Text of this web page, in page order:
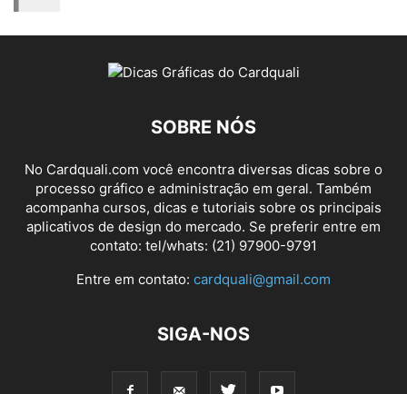
SOBRE NÓS
No Cardquali.com você encontra diversas dicas sobre o
processo gráfico e administração em geral. Também
acompanha cursos, dicas e tutoriais sobre os principais
aplicativos de design do mercado. Se preferir entre em
contato: tel/whats: (21) 97900-9791
Entre em contato: cardquali@gmail.com
SIGA-NOS